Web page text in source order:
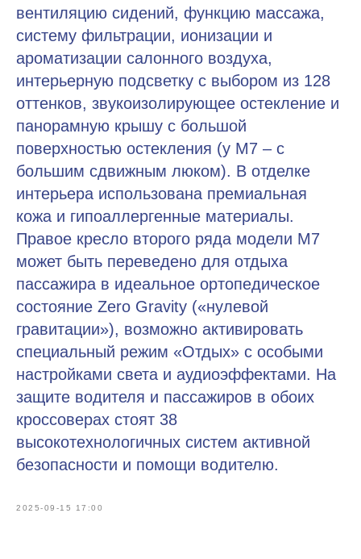
вентиляцию сидений, функцию массажа,
систему фильтрации, ионизации и
ароматизации салонного воздуха,
интерьерную подсветку с выбором из 128
оттенков, звукоизолирующее остекление и
панорамную крышу с большой
поверхностью остекления (у М7 – с
большим сдвижным люком). В отделке
интерьера использована премиальная
кожа и гипоаллергенные материалы.
Правое кресло второго ряда модели М7
может быть переведено для отдыха
пассажира в идеальное ортопедическое
состояние Zero Gravity («нулевой
гравитации»), возможно активировать
специальный режим «Отдых» с особыми
настройками света и аудиоэффектами. На
защите водителя и пассажиров в обоих
кроссоверах стоят 38
высокотехнологичных систем активной
безопасности и помощи водителю.
2025-09-15 17:00